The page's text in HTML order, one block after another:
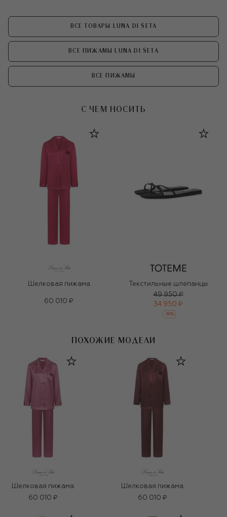
ВСЕ ТОВАРЫ LUNA DI SETA
ВСЕ ПИЖАМЫ LUNA DI SETA
ВСЕ ПИЖАМЫ
С ЧЕМ НОСИТЬ
Шелковая пижама
60 010 ₽
Текстильные шлепанцы
49 950 ₽
34 950 ₽
-30%
ПОХОЖИЕ МОДЕЛИ
Шелковая пижама
60 010 ₽
Шелковая пижама
60 010 ₽